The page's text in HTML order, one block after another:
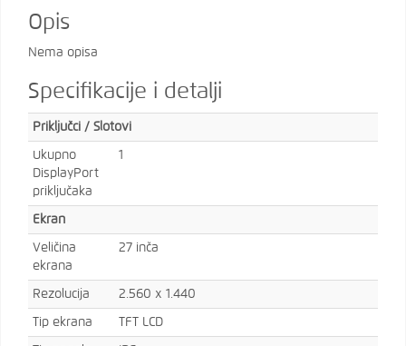
Opis
Nema opisa
Specifikacije i detalji
Priključci / Slotovi
Ukupno
DisplayPort
priključaka
1
Ekran
Veličina
ekrana
27 inča
Rezolucija 2.560 x 1.440
Tip ekrana TFT LCD